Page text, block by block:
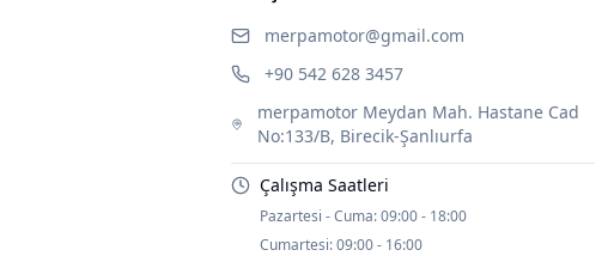
merpamotor@gmail.com
+90 542 628 3457
merpamotor Meydan Mah. Hastane Cad
No:133/B, Birecik-Şanlıurfa
Çalışma Saatleri
Pazartesi - Cuma:09:00 - 18:00
Cumartesi:09:00 - 16:00